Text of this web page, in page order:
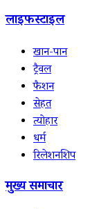
लाइफस्टाइल
खान-पान
ट्रैवल
फैशन
सेहत
त्योहार
धर्म
रिलेशनशिप
मुख्य समाचार